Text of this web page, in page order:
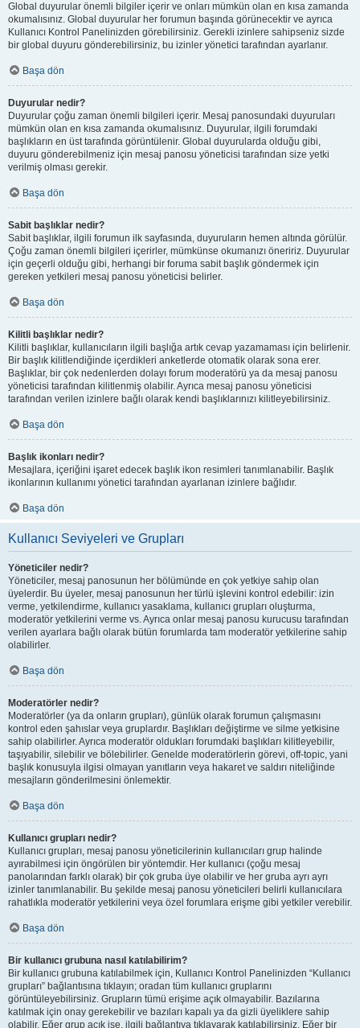
Global duyurular önemli bilgiler içerir ve onları mümkün olan en kısa zamanda
okumalısınız. Global duyurular her forumun başında görünecektir ve ayrıca
Kullanıcı Kontrol Panelinizden görebilirsiniz. Gerekli izinlere sahipseniz sizde
bir global duyuru gönderebilirsiniz, bu izinler yönetici tarafından ayarlanır.
Başa dön
Duyurular nedir?
Duyurular çoğu zaman önemli bilgileri içerir. Mesaj panosundaki duyuruları
mümkün olan en kısa zamanda okumalısınız. Duyurular, ilgili forumdaki
başlıkların en üst tarafında görüntülenir. Global duyurularda olduğu gibi,
duyuru gönderebilmeniz için mesaj panosu yöneticisi tarafından size yetki
verilmiş olması gerekir.
Başa dön
Sabit başlıklar nedir?
Sabit başlıklar, ilgili forumun ilk sayfasında, duyuruların hemen altında görülür.
Çoğu zaman önemli bilgileri içerirler, mümkünse okumanızı öneririz. Duyurular
için geçerli olduğu gibi, herhangi bir foruma sabit başlık göndermek için
gereken yetkileri mesaj panosu yöneticisi belirler.
Başa dön
Kilitli başlıklar nedir?
Kilitli başlıklar, kullanıcıların ilgili başlığa artık cevap yazamaması için belirlenir.
Bir başlık kilitlendiğinde içerdikleri anketlerde otomatik olarak sona erer.
Başlıklar, bir çok nedenlerden dolayı forum moderatörü ya da mesaj panosu
yöneticisi tarafından kilitlenmiş olabilir. Ayrıca mesaj panosu yöneticisi
tarafından verilen izinlere bağlı olarak kendi başlıklarınızı kilitleyebilirsiniz.
Başa dön
Başlık ikonları nedir?
Mesajlara, içeriğini işaret edecek başlık ikon resimleri tanımlanabilir. Başlık
ikonlarının kullanımı yönetici tarafından ayarlanan izinlere bağlıdır.
Başa dön
Kullanıcı Seviyeleri ve Grupları
Yöneticiler nedir?
Yöneticiler, mesaj panosunun her bölümünde en çok yetkiye sahip olan
üyelerdir. Bu üyeler, mesaj panosunun her türlü işlevini kontrol edebilir: izin
verme, yetkilendirme, kullanıcı yasaklama, kullanıcı grupları oluşturma,
moderatör yetkilerini verme vs. Ayrıca onlar mesaj panosu kurucusu tarafından
verilen ayarlara bağlı olarak bütün forumlarda tam moderatör yetkilerine sahip
olabilirler.
Başa dön
Moderatörler nedir?
Moderatörler (ya da onların grupları), günlük olarak forumun çalışmasını
kontrol eden şahıslar veya gruplardır. Başlıkları değiştirme ve silme yetkisine
sahip olabilirler. Ayrıca moderatör oldukları forumdaki başlıkları kilitleyebilir,
taşıyabilir, silebilir ve bölebilirler. Genelde moderatörlerin görevi, off-topic, yani
başlık konusuyla ilgisi olmayan yanıtların veya hakaret ve saldırı niteliğinde
mesajların gönderilmesini önlemektir.
Başa dön
Kullanıcı grupları nedir?
Kullanıcı grupları, mesaj panosu yöneticilerinin kullanıcıları grup halinde
ayırabilmesi için öngörülen bir yöntemdir. Her kullanıcı (çoğu mesaj
panolarından farklı olarak) bir çok gruba üye olabilir ve her gruba ayrı ayrı
izinler tanımlanabilir. Bu şekilde mesaj panosu yöneticileri belirli kullanıcılara
rahatlıkla moderatör yetkilerini veya özel forumlara erişme gibi yetkiler verebilir.
Başa dön
Bir kullanıcı grubuna nasıl katılabilirim?
Bir kullanıcı grubuna katılabilmek için, Kullanıcı Kontrol Panelinizden “Kullanıcı
grupları” bağlantısına tıklayın; oradan tüm kullanıcı gruplarını
görüntüleyebilirsiniz. Grupların tümü erişime açık olmayabilir. Bazılarına
katılmak için onay gerekebilir ve bazıları kapalı ya da gizli üyeliklere sahip
olabilir. Eğer grup açık ise, ilgili bağlantıya tıklayarak katılabilirsiniz. Eğer bir